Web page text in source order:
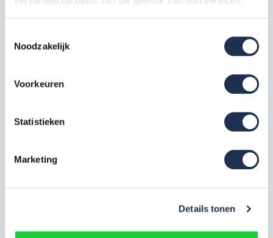
Noodzakelijk
Voorkeuren
Statistieken
Marketing
Details tonen
MAANDDEAL: Steigerwiel Nylon
Artikelcode: PAN-SGM-WL-200N
Artikelcode: PAN-SGM-OF-90-7
Artikelcode: PAN-SGM-PLT-305-
Diagonale schoor 305 cm